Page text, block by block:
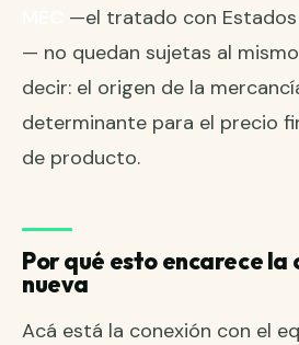
—el tratado con Estados
— no quedan sujetas al
decir: el origen de la
determinante para el precio
de producto.
Por qué esto encarece
nueva
Acá está la conexión con el